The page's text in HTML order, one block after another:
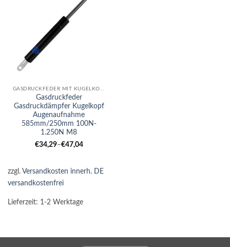
GASDRUCKFEDER MIT KUGELKOPF-AUGE KOMBI
Gasdruckfeder
Gasdruckdämpfer Kugelkopf
Augenaufnahme
585mm/250mm 100N-
1.250N M8
€34,29–€47,04
zzgl. Versandkosten innerh. DE
versandkostenfrei
Lieferzeit: 1-2 Werktage